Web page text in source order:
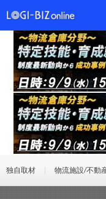
独自取材 物流施設/不動